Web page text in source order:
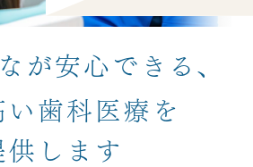
降、患者さまの診療費の
なる場合がございます。
プ評価料による診療費の上
医療現場で働くスタッフの
す。
担をおかけいたしますが、
が安心できる、
い歯科医療を
供します